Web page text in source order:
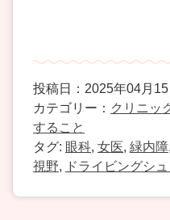
投稿日：2025年04月15
カテゴリー： クリニッ
すること
タグ: 眼科, 女医, 緑内障,
視野, ドライビングシ